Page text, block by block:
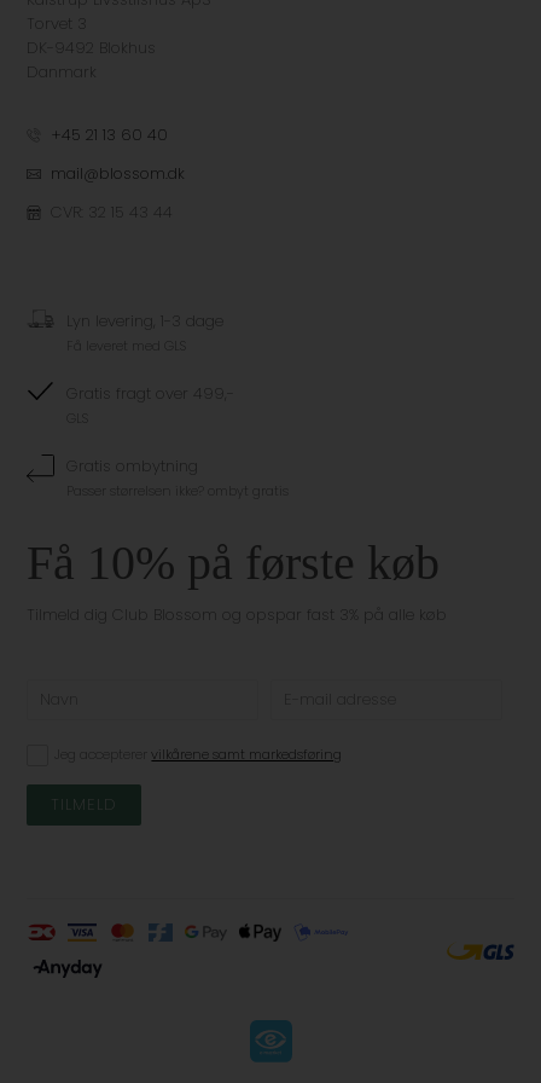
Torvet 3
DK-9492 Blokhus
Danmark
+45 21 13 60 40
mail@blossom.dk
CVR: 32 15 43 44
Lyn levering, 1-3 dage
Få leveret med GLS
Gratis fragt over 499,-
Gratis ombytning
Passer størrelsen ikke? ombyt gratis
Få 10% på første køb
Tilmeld dig Club Blossom og opspar fast 3% på alle køb
Jeg accepterervilkårene samt markedsføring